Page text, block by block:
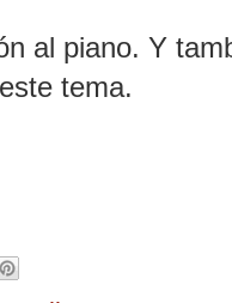
al piano. Y
tema.